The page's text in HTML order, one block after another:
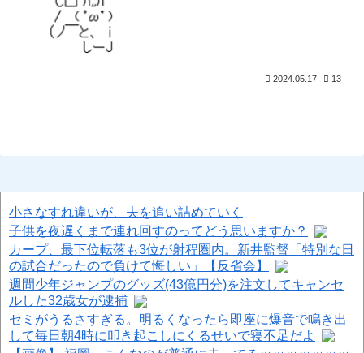
2024.05.17 13
小さなすれ違いが、夫を追い詰めていく
子供を夜遅くまで連れ回すのってどう思いますか？
カープ、最下位転落も3位が射程圏内。新井監督「特別な日
の試合だったので負けて悔しい」【反省会】
週間少年ジャンプのグッズ(43億円分)を注文してキャンセ
ルした32歳女が逮捕
セミがうるさすぎる。明るくなったら即座に爆音で鳴き出
して毎日朝4時に叩き起こしにくるせいで寝不足だよ